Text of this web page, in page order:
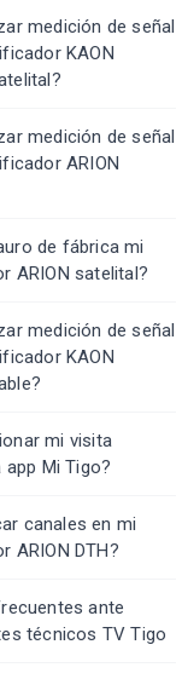
medición de señal
KAON
medición de señal
ARION
de fábrica mi
ARION satelital?
medición de señal
KAON
mi visita
Mi Tigo?
canales en mi
ARION DTH?
ante
técnicos TV Tigo